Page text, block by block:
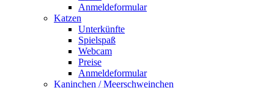
Anmeldeformular
Katzen
Unterkünfte
Spielspaß
Webcam
Preise
Anmeldeformular
Kaninchen / Meerschweinchen